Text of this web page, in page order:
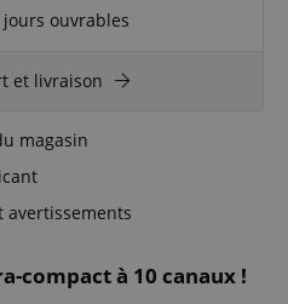
compact à 10 canaux !
ouvrables
et livraison
magasin
avertissements